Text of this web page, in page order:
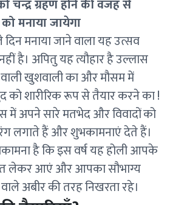
चन्द्र ग्रहण होने की वजह से
मनाया जायेगा
मनाया जाने वाला यह उत्सव
है। अपितु यह त्यौहार है उल्लास
खुशवाली का और मौसम में
शारीरिक रूप से तैयार करने का !
अपने सारे मतभेद और विवादों को
लगाते हैं और शुभकामनाएं देते हैं।
है कि इस वर्ष यह होली आपके
लेकर आएं और आपका सौभाग्य
अबीर की तरह निखरता रहे।